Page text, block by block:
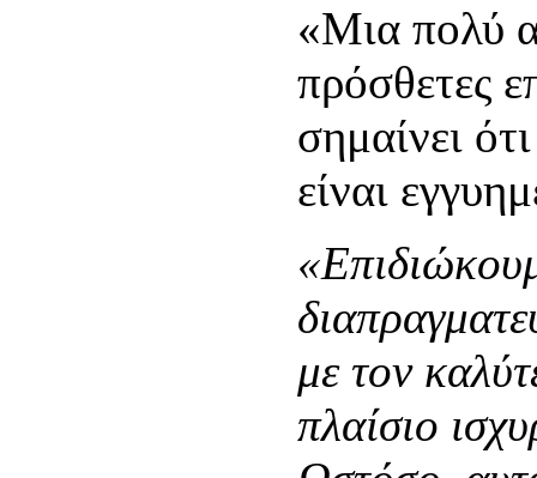
«Μια πολύ
πρόσθετες
σημαίνει
είναι
με τον
πλαίσιο